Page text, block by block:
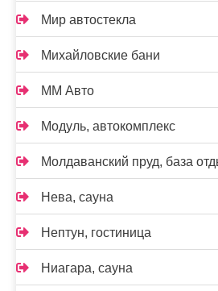
Мир автостекла
Михайловские бани
ММ Авто
Модуль, автокомплекс
Молдаванский пруд, база
Нева, сауна
Нептун, гостиница
Ниагара, сауна